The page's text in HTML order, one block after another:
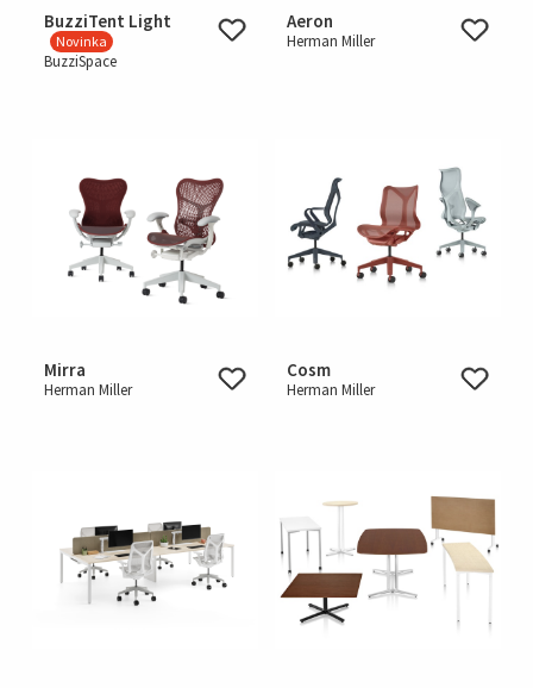
BuzziTent Light
Novinka
BuzziSpace
Aeron
Herman Miller
Mirra
Herman Miller
Cosm
Herman Miller